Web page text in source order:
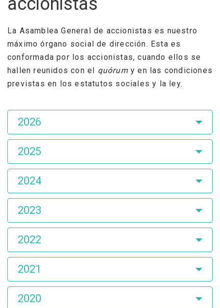
a
la
navegación
La Asamblea General de accionistas es nuestro
máximo órgano social de dirección. Esta es
conformada por los accionistas, cuando ellos se
hallen reunidos con el quórum y en las condiciones
previstas en los estatutos sociales y la ley.
Asamblea
de
Accionistas
2026
2025
2024
2023
2022
2021
2020